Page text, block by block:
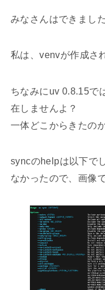
みなさんはできまし
私は、venvが作成さ
ちなみにuv 0.8.15で
在しませんよ？
一体どこからきたの
syncのhelpは以下で
なかったので、画像